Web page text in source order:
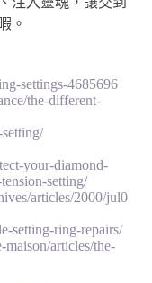
。
settings-4685696
the-different-
your-diamond-
setting/
articles/2000/jul0
setting-ring-repairs/
articles/the-